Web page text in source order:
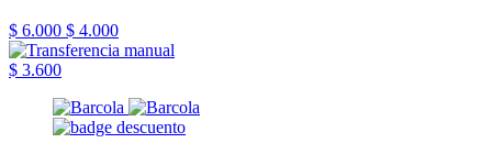
$ 6.000 $ 4.000
$ 3.600